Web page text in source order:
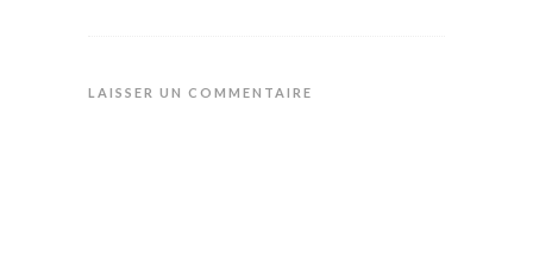
LAISSER UN COMMENTAIRE